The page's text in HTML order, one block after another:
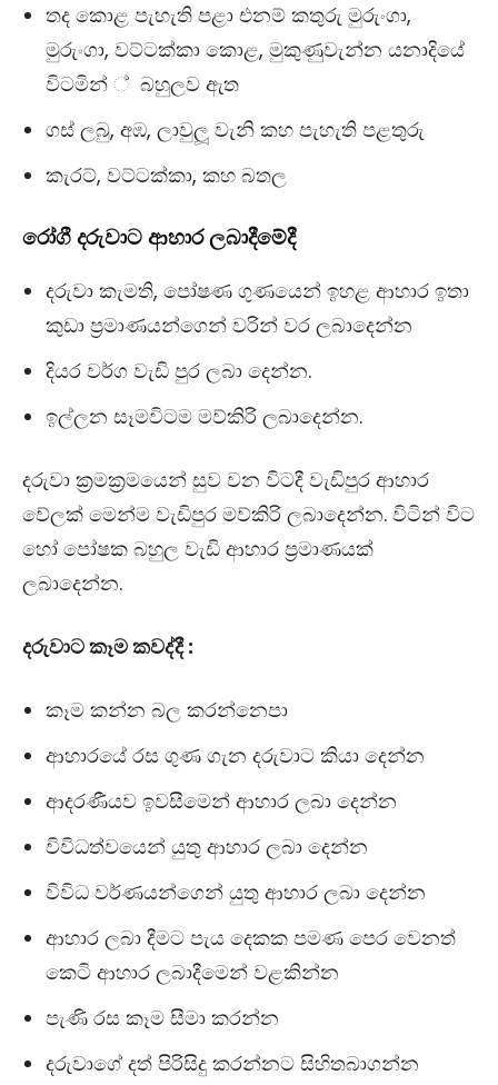
තද කොළ පැහැති පළා එනම් කතුරු මුරුංගා,
මුරුංගා, වට්ටක්කා කොළ, මුකුණුවැන්න යනාදියේ
විටමින් ් බහුලව ඇත
ගස් ලබු, අඹ, ලාවුලූ වැනි කහ පැහැති පළතුරු
කැරට්, වට්ටක්කා, කහ බතල
රෝගී දරුවාට ආහාර ලබාදීමේදී
දරුවා කැමති, පෝෂණ ගුණයෙන් ඉහළ ආහාර ඉතා
කුඩා ප‍්‍රමාණයන්ගෙන් වරින් වර ලබාදෙන්න
දියර වර්ග වැඩි පුර ලබා දෙන්න.
ඉල්ලන සෑමවිටම මව්කිරි ලබාදෙන්න.
දරුවා ක‍්‍රමක‍්‍රමයෙන් සුව වන විටදී වැඩිපුර ආහාර
වේලක් මෙන්ම වැඩිපුර මව්කිරි ලබාදෙන්න. විටින් විට
හෝ පෝෂක බහුල වැඩි ආහාර ප‍්‍රමාණයක්
ලබාදෙන්න.
දරුවාට කෑම කවද්දී :
කෑම කන්න බල කරන්නෙපා
ආහාරයේ රස ගුණ ගැන දරුවාට කියා දෙන්න
ආදරණීයව ඉවසීමෙන් ආහාර ලබා දෙන්න
විවිධත්වයෙන් යුතු ආහාර ලබා දෙන්න
විවිධ වර්ණයන්ගෙන් යුතු ආහාර ලබා දෙන්න
ආහාර ලබා දීමට පැය දෙකක පමණ පෙර වෙනත්
කෙටි ආහාර ලබාදීමෙන් වළකින්න
පැණි රස කෑම සීමා කරන්න
දරුවාගේ දත් පිරිසිදු කරන්නට සිහිතබාගන්න